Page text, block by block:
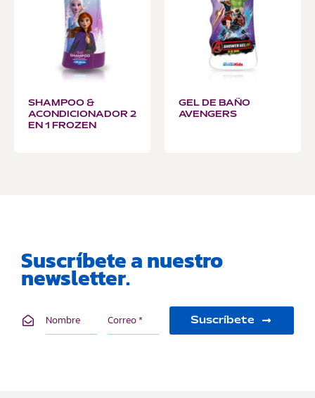
SHAMPOO &
ACONDICIONADOR 2
EN 1 FROZEN
GEL DE BAÑO
AVENGERS
Suscríbete a nuestro
newsletter.
Suscríbete